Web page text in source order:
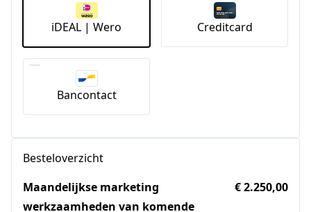
iDEAL | Wero Creditcard
Bancontact
Besteloverzicht
Maandelijkse marketing
werkzaamheden van komende
€ 2.250,00